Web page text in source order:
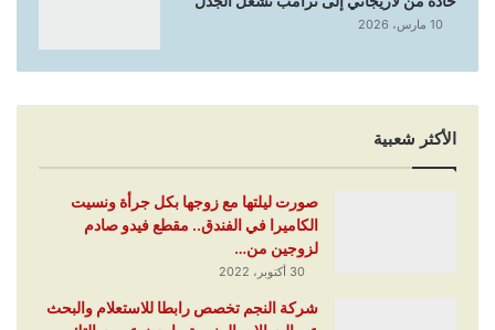
10 مارس، 2026
الأكثر شعبية
صورت ليلتها مع زوجها بكل جرأة ونسيت
الكاميرا في الفندق.. مقطع فيدو صادم
لزوجين من…
30 أكتوبر، 2022
شركة النجم تخصص رابطا للاستعلام والبحث